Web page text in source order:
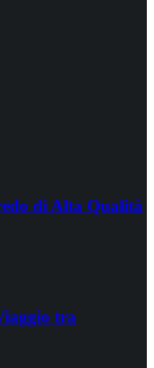
di Alta Qualità
tra